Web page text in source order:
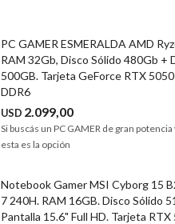
PC GAMER ESMERALDA AMD
RAM 32Gb, Disco Sólido 480Gb +
500GB. Tarjeta GeForce RTX
DDR6
USD 2.099,00
Si buscás un PC GAMER de gran potencia
esta es la opción
Notebook Gamer MSI Cyborg 15
7 240H. RAM 16GB. Disco Sólido
Pantalla 15.6" Full HD. Tarjeta RTX